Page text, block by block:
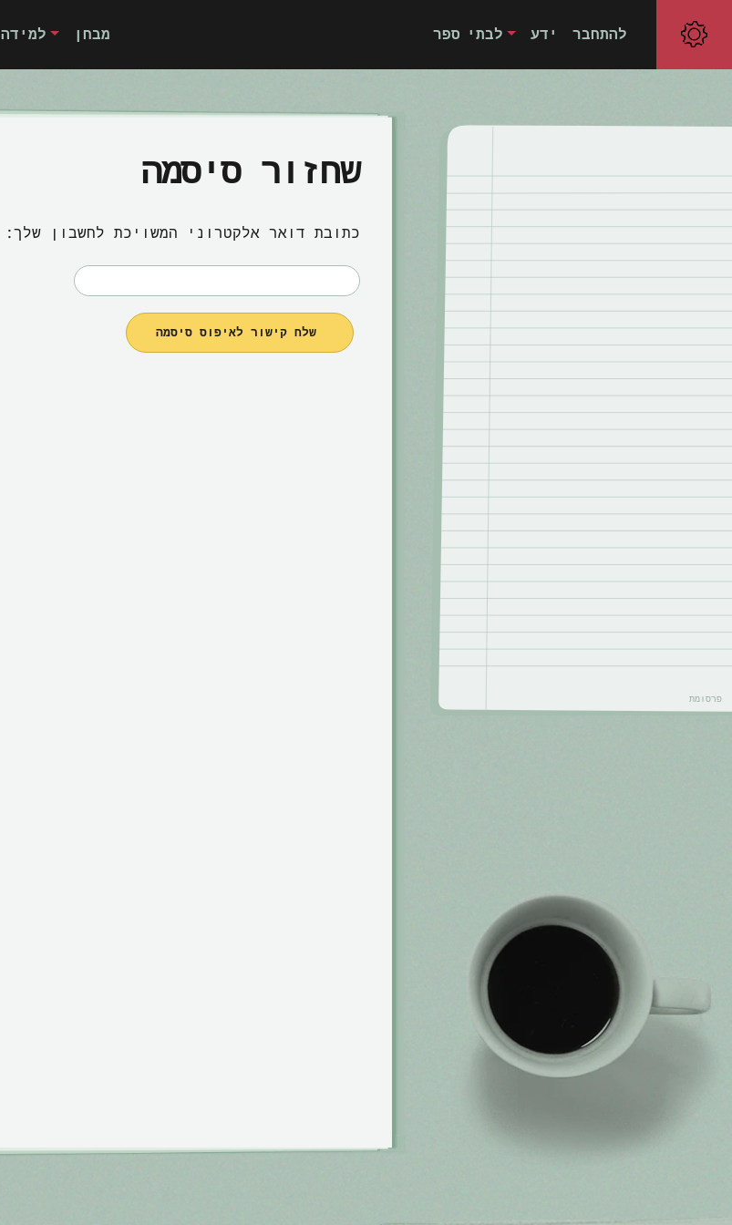
למידה מבחן לבתי ספר ידע להתחבר
שחזור סיסמה
כתובת דואר אלקטרוני המשויכת לחשבון שלך:
שלח קישור לאיפוס סיסמה
פרסומת